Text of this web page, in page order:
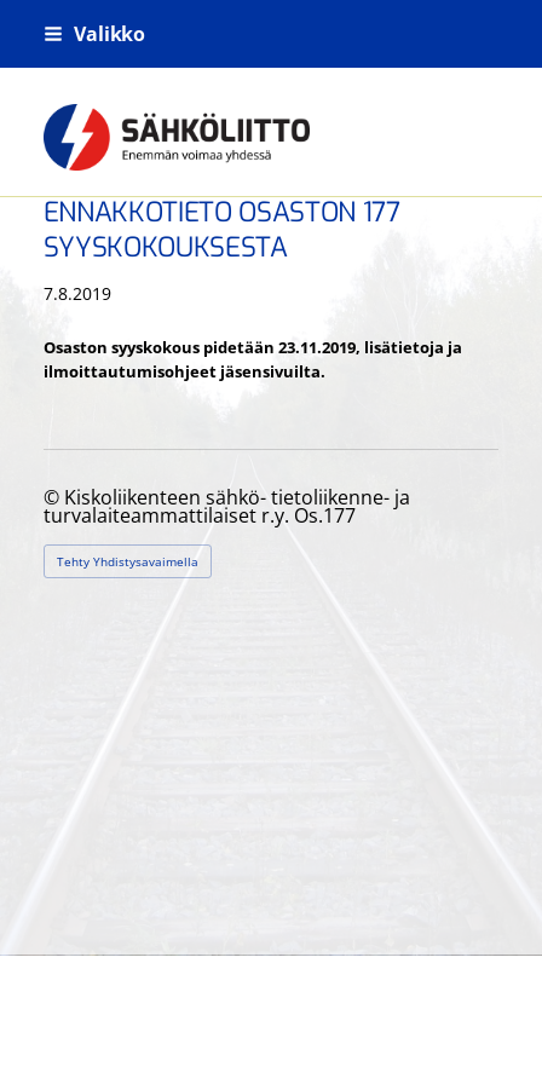
Siirry
sivun
sisältöön
Valikko
Kiskoliikenteen sähkö- tietoliikenne-
ENNAKKOTIETO OSASTON 177
SYYSKOKOUKSESTA
7.8.2019
Osaston syyskokous pidetään 23.11.2019, lisätietoja ja
ilmoittautumisohjeet jäsensivuilta.
© Kiskoliikenteen sähkö- tietoliikenne- ja
turvalaiteammattilaiset r.y. Os.177
Tehty Yhdistysavaimella